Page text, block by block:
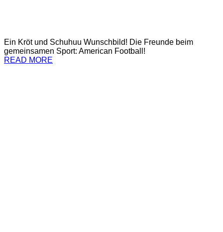
Ein Kröt und Schuhuu Wunschbild! Die Freunde beim
gemeinsamen Sport: American Football!
READ MORE